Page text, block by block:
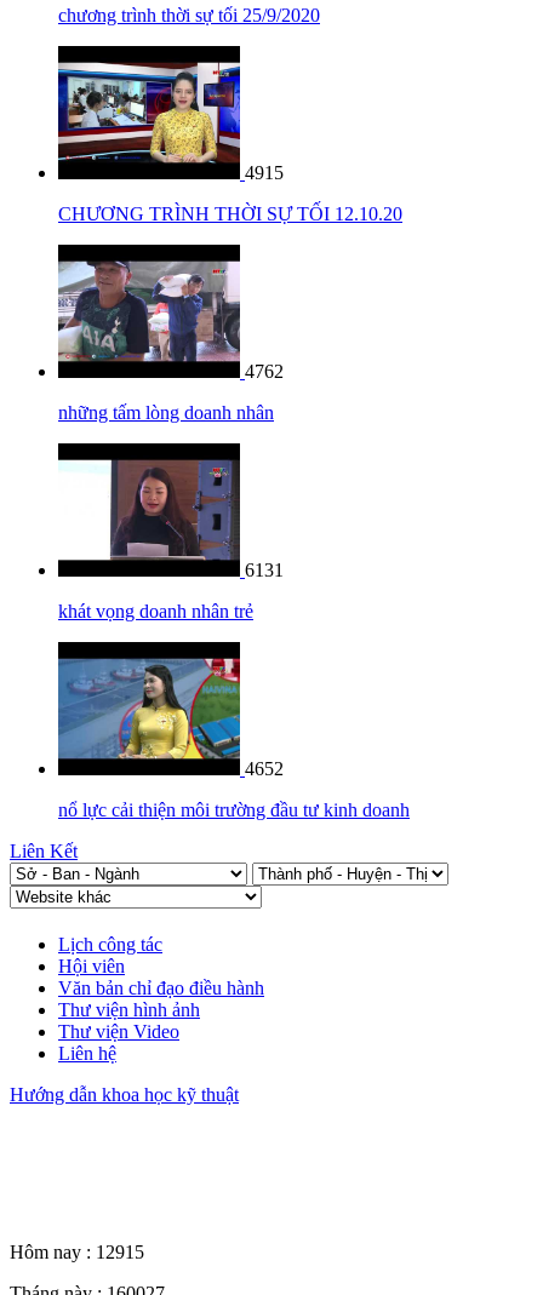
chương trình thời sự tối 25/9/2020
4915
CHƯƠNG TRÌNH THỜI SỰ TỐI 12.10.20
4762
những tấm lòng doanh nhân
6131
khát vọng doanh nhân trẻ
4652
nổ lực cải thiện môi trường đầu tư kinh doanh
Liên Kết
Lịch công tác
Hội viên
Văn bản chỉ đạo điều hành
Thư viện hình ảnh
Thư viện Video
Liên hệ
Hướng dẫn khoa học kỹ thuật
Hôm nay : 12915